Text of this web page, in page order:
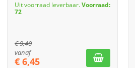
Uit voorraad leverbaar.Voorraad:
72
€9,40
vanaf
€ 6,45